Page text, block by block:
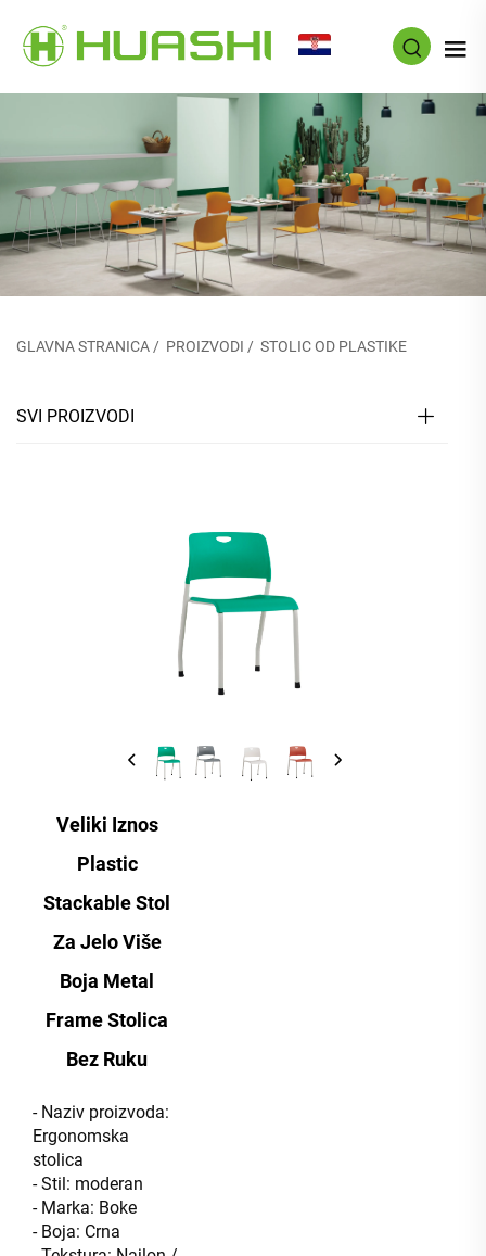
GLAVNA STRANICA / PROIZVODI / STOLIC OD PLASTIKE
SVI PROIZVODI
Veliki Iznos
Plastic
Stackable Stol
Za Jelo Više
Boja Metal
Frame Stolica
Bez Ruku
- Naziv proizvoda:
Ergonomska
stolica
- Stil: moderan
- Marka: Boke
- Boja: Crna